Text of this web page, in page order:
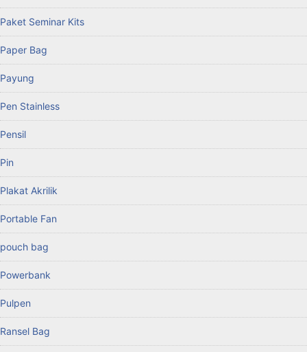
Paket Seminar Kits
Paper Bag
Payung
Pen Stainless
Pensil
Pin
Plakat Akrilik
Portable Fan
pouch bag
Powerbank
Pulpen
Ransel Bag